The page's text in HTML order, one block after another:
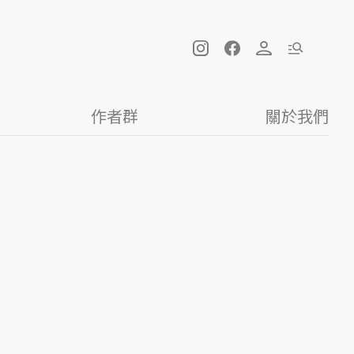
作者群 關於我們